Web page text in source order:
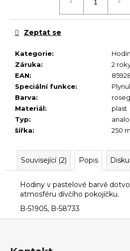
Kategorie:
Záruka:
2
EAN:
Speciální funkce:
Barva:
Materiál:
plast
Typ:
šířka: 250
Zeptat se
Související (2) Popis
Hodiny v pastelové barvě
atmosféru dívčího pokojíčku.
B-51905, B-58733
j
e
e